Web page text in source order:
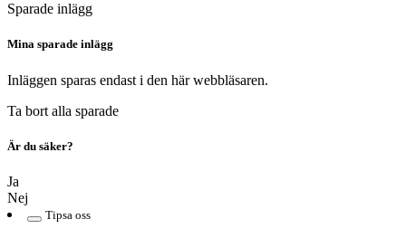
Sparade inlägg
Mina sparade inlägg
Inläggen sparas endast i den här webbläsaren.
Ta bort alla sparade
Är du säker?
Ja
Nej
Tipsa oss